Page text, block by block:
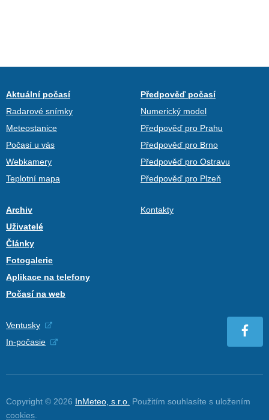
Aktuální počasí
Radarové snímky
Meteostanice
Počasí u vás
Webkamery
Teplotní mapa
Předpověď počasí
Numerický model
Předpověď pro Prahu
Předpověď pro Brno
Předpověď pro Ostravu
Předpověď pro Plzeň
Archiv
Uživatelé
Články
Fotogalerie
Aplikace na telefony
Počasí na web
Kontakty
Ventusky
In-počasie
Copyright © 2026 InMeteo, s.r.o. Použitím souhlasíte s uložením
cookies.